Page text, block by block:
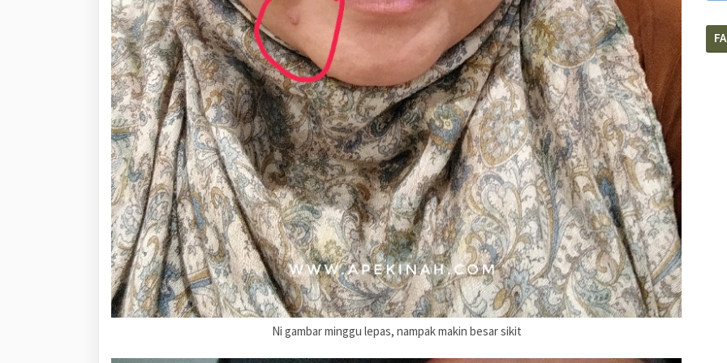
Ni gambar minggu lepas, nampak makin besar sikit